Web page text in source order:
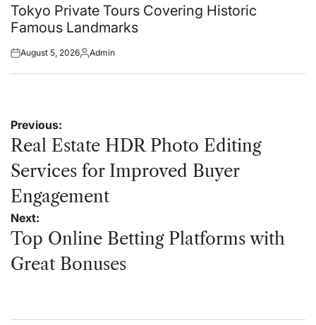
in
Tokyo Private Tours Covering Historic
Famous Landmarks
Posted
August 5, 2026Posted
Admin
Post
navigation
Previous:
Real Estate HDR Photo Editing
Services for Improved Buyer
Engagement
Next:
Top Online Betting Platforms with
Great Bonuses